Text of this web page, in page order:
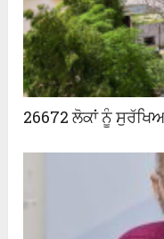
26672 ਲੋਕਾਂ ਨੂੰ